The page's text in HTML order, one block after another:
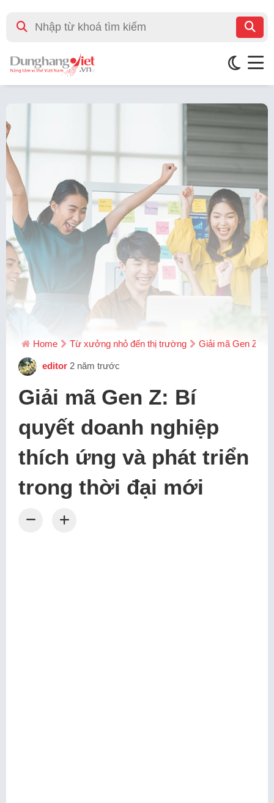
Home Từ xưởng nhỏ đến thị trường Giải mã Gen Z: Bí
editor 2 năm trước
Giải mã Gen Z: Bí
quyết doanh nghiệp
thích ứng và phát triển
trong thời đại mới